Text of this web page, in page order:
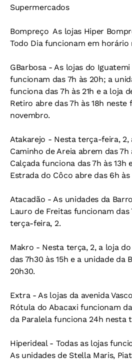
Supermercados
Bompreço  As lojas Hiper
Todo Dia funcionam em horário
GBarbosa - As lojas do
funcionam das 7h às 20h; a
funciona das 7h às 21h e a loja
Retiro abre das 7h às 18h neste
novembro.
Atakarejo - Nesta terça-feira, 2,
Caminho de Areia abrem das 7h
Calçada funciona das 7h às 13h
Estrada do Côco abre das 6h
Atacadão - As unidades da
Lauro de Freitas funcionam das
terça-feira, 2.
Makro - Nesta terça, 2, a loja
das 7h30 às 15h e a unidade da
20h30.
Extra - As lojas da avenida
Rótula do Abacaxi funcionam
da Paralela funciona 24h nesta
Hiperideal - Todas as lojas
As unidades de Stella Maris,